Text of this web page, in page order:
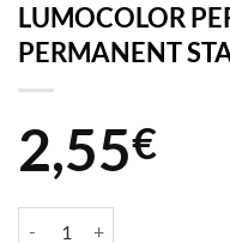
LUMOCOLOR
PERMANENT
2,55€